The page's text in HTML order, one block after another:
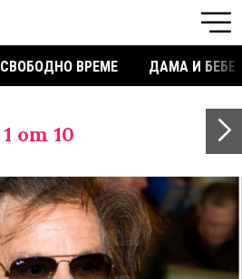
СВОБОДНО ВРЕМЕ ДАМА И БЕБЕ
1 от 10